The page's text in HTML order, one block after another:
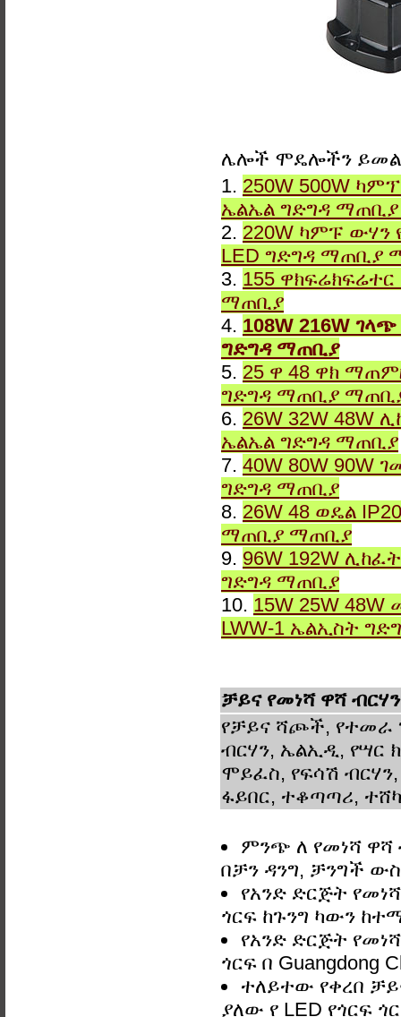
ሌሎች ሞዴሎችን
1. 250W 500W
ኤልኤል ግድግዳ
2. 220W ካምፑ ውሃን
LED ግድግዳ ማጠቢያ
3. 155 ዋክፍሬክፍሬተር
ማጠቢያ
4. 108W 216W
ግድግዳ ማጠቢያ
5. 25 ዋ 48 ዋክ
ግድግዳ ማጠቢያ
6. 26W 32W 48W
ኤልኤል ግድግዳ ማጠቢያ
7. 40W 80W 90W
ግድግዳ ማጠቢያ
8. 26W 48 ወዴል
ማጠቢያ ማጠቢያ
9. 96W 192W
ግድግዳ ማጠቢያ
10. 15W 25W
LWW-1 ኤልኢስት
ቻይና የመነሻ ዋሻ
የቻይና ሻጮች, የተመራ
ብርሃን, ኤልኢዲ, የሣር
ሞይፈስ, የፍሳሽ
ፋይበር, ተቆጣጣሪ,
ምንጭ ለ የመነሻ ዋሻ
በቻን ዳንግ, ቻንግች
የአንድ ድርጅት
ጎርፍ ከጉንግ ካውን
የአንድ ድርጅት
ጎርፍ በ Guangdong
ተለይተው የቀረበ
ያለው የ LED የጎርፍ